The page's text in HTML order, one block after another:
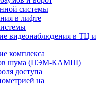
системы
в лифте
видеонаблюдения в ТЦ и
комплекса
шума (ПЭМ-КАМШ)
доступа
на